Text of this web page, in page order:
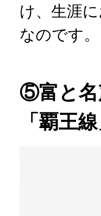
け、生涯
なのです。
⑤富と名
「覇王線